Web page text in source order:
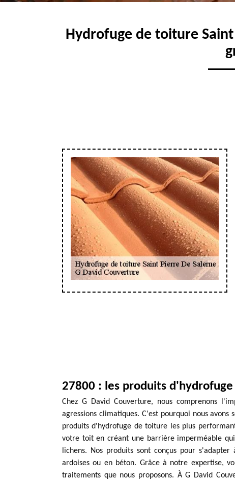
Hydrofuge de toiture
27800 : les produits
Chez G David Couverture, nous comprenons
agressions climatiques. C'est pourquoi nous
produits d'hydrofuge de toiture les plus
votre toit en créant une barrière imperméable
lichens. Nos produits sont conçus pour
ardoises ou en béton. Grâce à notre expertise,
traitements que nous proposons. À G David